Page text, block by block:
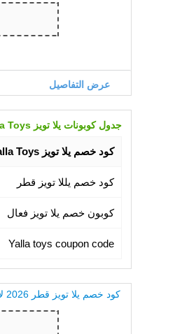
عرض التفاصيل
جدول كوبونات يلا تويز Yalla Toys اليوم فعاله لكافه المنتجات
كود خصم يلا تويز Yalla Toys اليوم
كود خصم يللا تويز قطر
كوبون خصم يلا تويز فعال
Yalla toys coupon code
كود خصم يلا تويز قطر 2026 لألعاب الأطفال من Yalla Toys